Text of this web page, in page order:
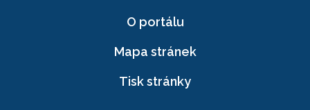
O portálu
Mapa stránek
Tisk stránky